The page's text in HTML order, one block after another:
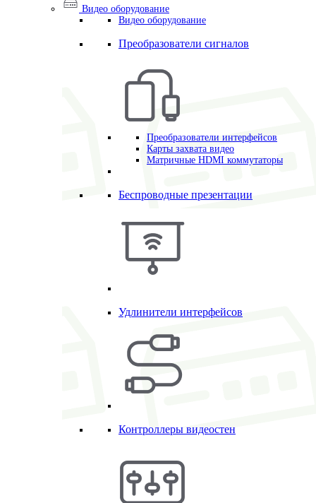
Видео оборудование
Видео оборудование
Преобразователи сигналов
Преобразователи интерфейсов
Карты захвата видео
Матричные HDMI коммутаторы
Беспроводные презентации
Удлинители интерфейсов
Контроллеры видеостен